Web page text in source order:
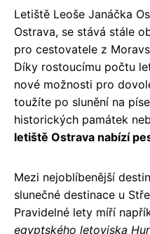
Letiště Leoše Janáčka
Ostrava, se stává stále
pro cestovatele z
Díky rostoucímu počtu
nové možnosti pro
toužíte po slunění na
historických památek
letiště Ostrava nabízí
Mezi nejoblíbenější
slunečné destinace u
Pravidelné lety míří
egyptského letoviska